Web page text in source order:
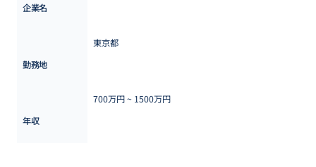
企業名
勤務地
東京都
年収
700万円 ~ 1500万円